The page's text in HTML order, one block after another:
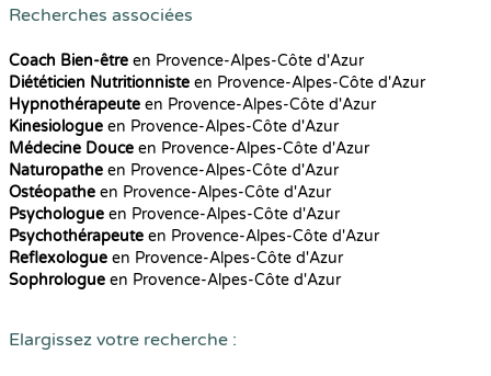
Recherches associées
Coach Bien-être en Provence-Alpes-Côte d'Azur
Diététicien Nutritionniste en Provence-Alpes-Côte d'Azur
Hypnothérapeute en Provence-Alpes-Côte d'Azur
Kinesiologue en Provence-Alpes-Côte d'Azur
Médecine Douce en Provence-Alpes-Côte d'Azur
Naturopathe en Provence-Alpes-Côte d'Azur
Ostéopathe en Provence-Alpes-Côte d'Azur
Psychologue en Provence-Alpes-Côte d'Azur
Psychothérapeute en Provence-Alpes-Côte d'Azur
Reflexologue en Provence-Alpes-Côte d'Azur
Sophrologue en Provence-Alpes-Côte d'Azur
Elargissez votre recherche :